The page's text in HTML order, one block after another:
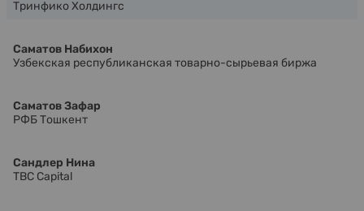
Тринфико Холдингс
Саматов Набихон
Узбекская республиканская товарно-сырьевая биржа
Саматов Зафар
РФБ Тошкент
Сандлер Нина
TBC Capital